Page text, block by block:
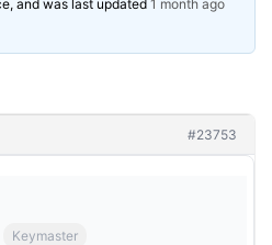
and was last updated 1 month ago
#23753
Keymaster